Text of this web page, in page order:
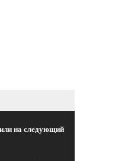
на следующий